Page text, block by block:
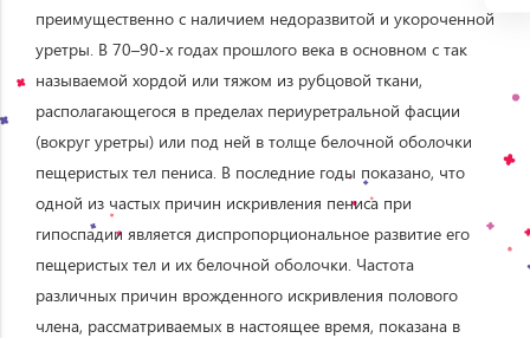
преимущественно с наличием недоразвитой и укороченной
уретры. В 70–90-х годах прошлого века в основном с так
называемой хордой или тяжом из рубцовой ткани,
располагающегося в пределах периуретральной фасции
(вокруг уретры) или под ней в толще белочной оболочки
пещеристых тел пениса. В последние годы показано, что
одной из частых причин искривления пениса при
гипоспадии является диспропорциональное развитие его
пещеристых тел и их белочной оболочки. Частота
различных причин врожденного искривления полового
члена, рассматриваемых в настоящее время, показана в